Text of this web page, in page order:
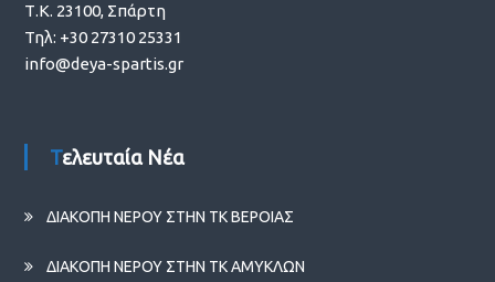
Τ.Κ. 23100, Σπάρτη
Τηλ: +30 27310 25331
info@deya-spartis.gr
Τελευταία Νέα
ΔΙΑΚΟΠΗ ΝΕΡΟΥ ΣΤΗΝ ΤΚ ΒΕΡΟΙΑΣ
ΔΙΑΚΟΠΗ ΝΕΡΟΥ ΣΤΗΝ ΤΚ ΑΜΥΚΛΩΝ